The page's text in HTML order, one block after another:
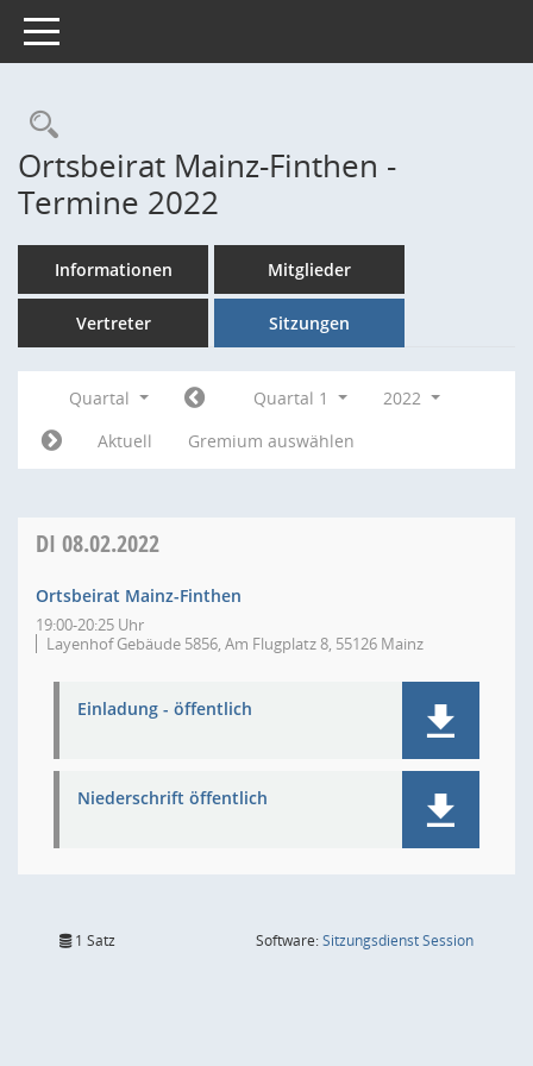
Toggle navigation
Rechercheauswahl
Ortsbeirat Mainz-Finthen -
Termine 2022
Informationen Mitglieder
Vertreter Sitzungen
Quartal Quartal 1
2022
Aktuell
Gremium auswählen
DI 08.02.2022
Ortsbeirat Mainz-Finthen
19:00-20:25 Uhr
Layenhof Gebäude 5856, Am Flugplatz 8, 55126 Mainz
Einladung - öffentlich
Niederschrift öffentlich
1 Satz Software:SitzungsdienstSession(Wird in